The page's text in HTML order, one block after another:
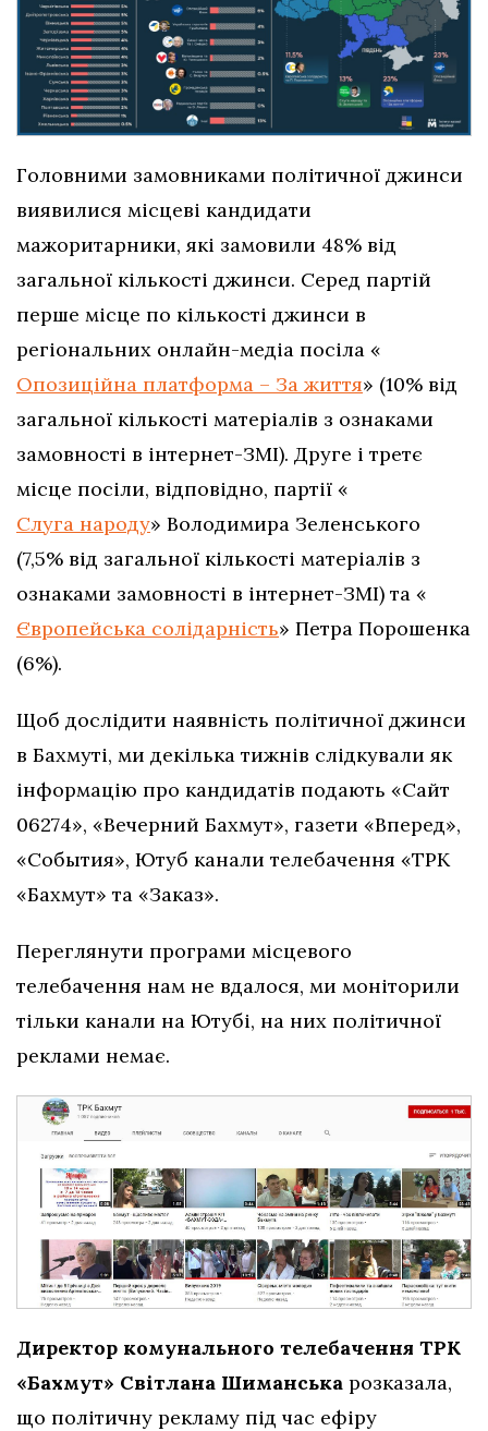
Головними замовниками політичної джинси
виявилися місцеві кандидати
мажоритарники, які замовили 48% від
загальної кількості джинси. Серед партій
перше місце по кількості джинси в
регіональних онлайн-медіа посіла «
Опозиційна платформа – За життя» (10% від
загальної кількості матеріалів з ознаками
замовності в інтернет-ЗМІ). Друге і третє
місце посіли, відповідно, партії «
Слуга народу» Володимира Зеленського
(7,5% від загальної кількості матеріалів з
ознаками замовності в інтернет-ЗМІ) та «
Європейська солідарність» Петра Порошенка
(6%).
Щоб дослідити наявність політичної джинси
в Бахмуті, ми декілька тижнів слідкували як
інформацію про кандидатів подають «Сайт
06274», «Вечерний Бахмут», газети «Вперед»,
«События», Ютуб канали телебачення «ТРК
«Бахмут» та «Заказ».
Переглянути програми місцевого
телебачення нам не вдалося, ми моніторили
тільки канали на Ютубі, на них політичної
реклами немає.
Директор комунального телебачення ТРК
«Бахмут» Світлана Шиманська розказала,
що політичну рекламу під час ефіру